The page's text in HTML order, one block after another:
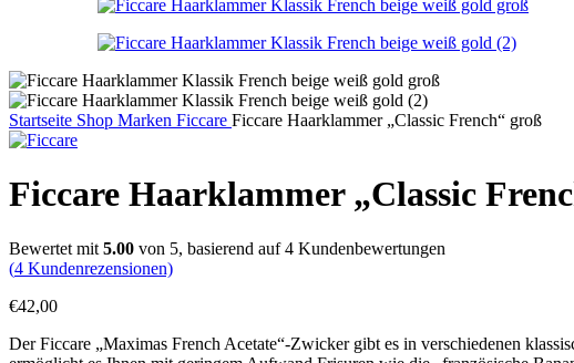
Startseite Shop Marken Ficcare Ficcare Haarklammer „Classic French“ groß
Ficcare Haarklammer „Classic
Bewertet mit 5.00 von 5, basierend auf4 Kundenbewertungen
(4 Kundenrezensionen)
€42,00
Der Ficcare „Maximas French Acetate“-Zwicker gibt es in verschiedenen